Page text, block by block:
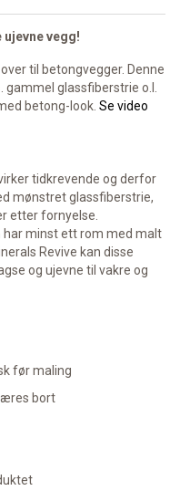
vegg!
til betongvegger. Denne
glassfiberstrie o.l.
betong-look. Se video
tidkrevende og derfor
mønstret glassfiberstrie,
etter fornyelse.
har minst ett rom med malt
Revive kan disse
og ujevne til vakre og
før maling
bort